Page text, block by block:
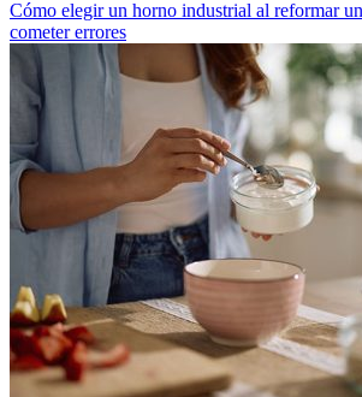
Cómo elegir un horno industrial al reformar
cometer errores